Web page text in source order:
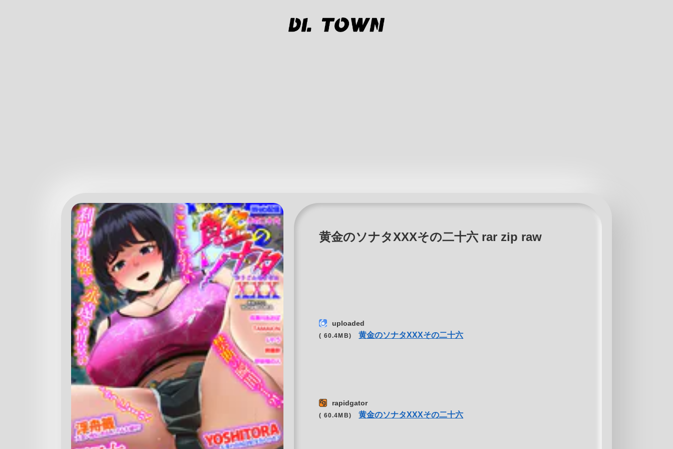
黄金のソナタXXXその二十六 rar zip raw
uploaded
( 60.4MB) 黄金のソナタXXXその二十六
rapidgator
( 60.4MB) 黄金のソナタXXXその二十六